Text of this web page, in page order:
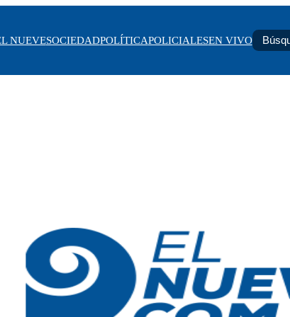
NUEVESOCIEDADPOLÍTICAPOLICIALESEN VIVO